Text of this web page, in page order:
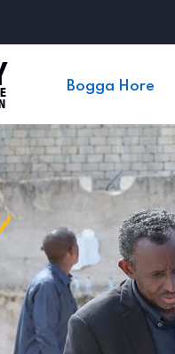
Bogga Hore